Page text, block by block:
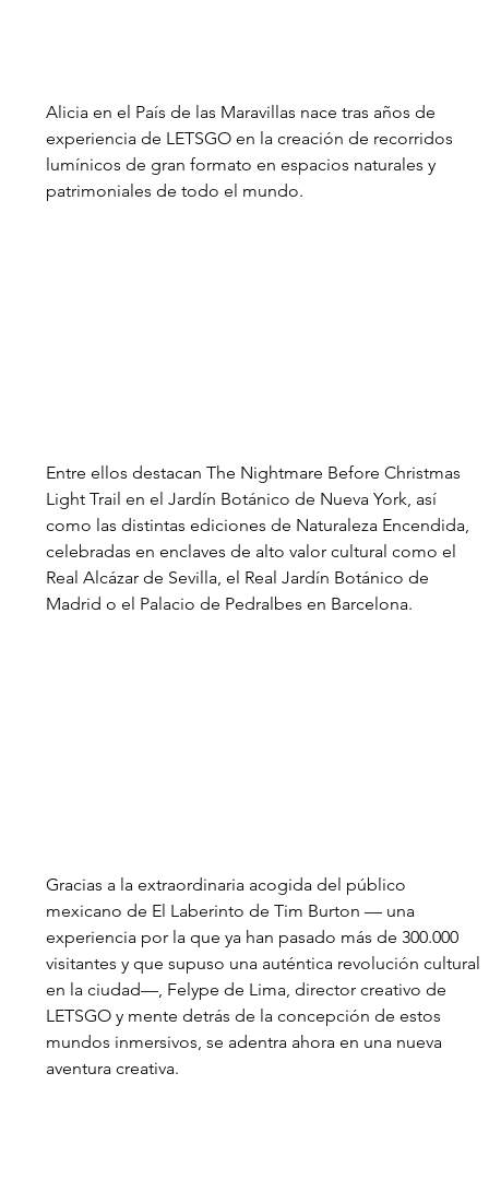
Alicia en el País de las Maravillas nace tras años de
experiencia de LETSGO en la creación de recorridos
lumínicos de gran formato en espacios naturales y
patrimoniales de todo el mundo.
Entre ellos destacan The Nightmare Before Christmas
Light Trail en el Jardín Botánico de Nueva York, así
como las distintas ediciones de Naturaleza Encendida,
celebradas en enclaves de alto valor cultural como el
Real Alcázar de Sevilla, el Real Jardín Botánico de
Madrid o el Palacio de Pedralbes en Barcelona.
Gracias a la extraordinaria acogida del público
mexicano de El Laberinto de Tim Burton — una
experiencia por la que ya han pasado más de 300.000
visitantes y que supuso una auténtica revolución cultural
en la ciudad—, Felype de Lima, director creativo de
LETSGO y mente detrás de la concepción de estos
mundos inmersivos, se adentra ahora en una nueva
aventura creativa.